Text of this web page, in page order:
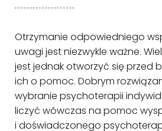
Otrzymanie odpowiedniego
uwagi jest niezwykle ważne.
jest jednak otworzyć się przed
ich o pomoc. Dobrym
wybranie psychoterapii
liczyć wówczas na pomoc
i doświadczonego